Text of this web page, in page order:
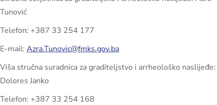
Tunović
Telefon: +387 33 254 177
E-mail: Azra.Tunovic@fmks.gov.ba
Viša stručna suradnica za graditeljstvo i arrheološko naslijeđe:
Dolores Janko
Telefon: +387 33 254 168